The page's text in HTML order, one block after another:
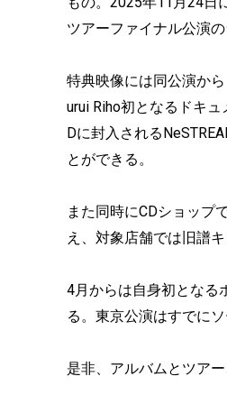
ツアーファイナル公演の
特典映像には同公演か
urui Riho初となるドキ
Dに封入される
とができる。
また同時にCDショップ
え、対象店舗では旧譜
4月からは自身初となる
る。東京公演はすでに
是非、アルバムとツア